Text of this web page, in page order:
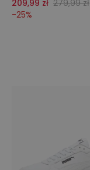
209,99 zł 279,99 zł
-25%